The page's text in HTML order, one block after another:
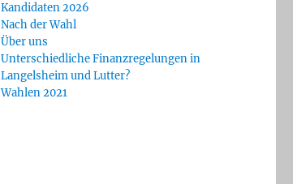
Kandidaten 2026
Nach der Wahl
Über uns
Unterschiedliche Finanzregelungen in
Langelsheim und Lutter?
Wahlen 2021